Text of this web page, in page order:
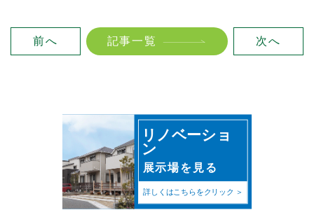
前へ 記事一覧 次へ
リノベーショ
ン
展示場を見る
詳しくはこちらをクリック